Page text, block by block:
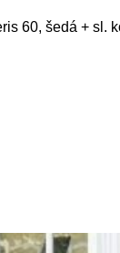
60, šedá + sl.